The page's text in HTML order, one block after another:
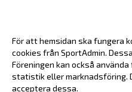
För att hemsidan ska fungera
cookies från SportAdmin.
Föreningen kan också
statistik eller marknadsföring.
acceptera dessa.